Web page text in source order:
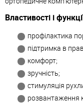
Властивості і
профілактика
підтримка в
комфорт;
зручність;
стимуляція
розвантаження